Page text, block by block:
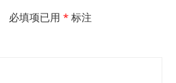
必填项已用 * 标注